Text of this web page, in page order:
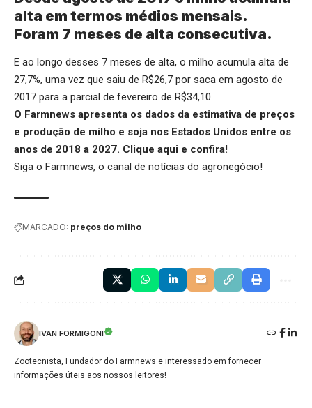
alta em termos médios mensais.
Foram 7 meses de alta consecutiva.
E ao longo desses 7 meses de alta, o milho acumula alta de
27,7%, uma vez que saiu de R$26,7 por saca em agosto de
2017 para a parcial de fevereiro de R$34,10.
O Farmnews apresenta os dados da estimativa de preços
e produção de milho e soja nos Estados Unidos entre os
anos de 2018 a 2027. Clique aqui e confira!
Siga o Farmnews, o canal de notícias do agronegócio!
MARCADO: preços do milho
IVAN FORMIGONI
Zootecnista, Fundador do Farmnews e interessado em fornecer
informações úteis aos nossos leitores!